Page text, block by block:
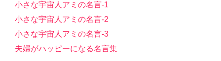
小さな宇宙人アミの名言-1
小さな宇宙人アミの名言-2
小さな宇宙人アミの名言-3
夫婦がハッピーになる名言集